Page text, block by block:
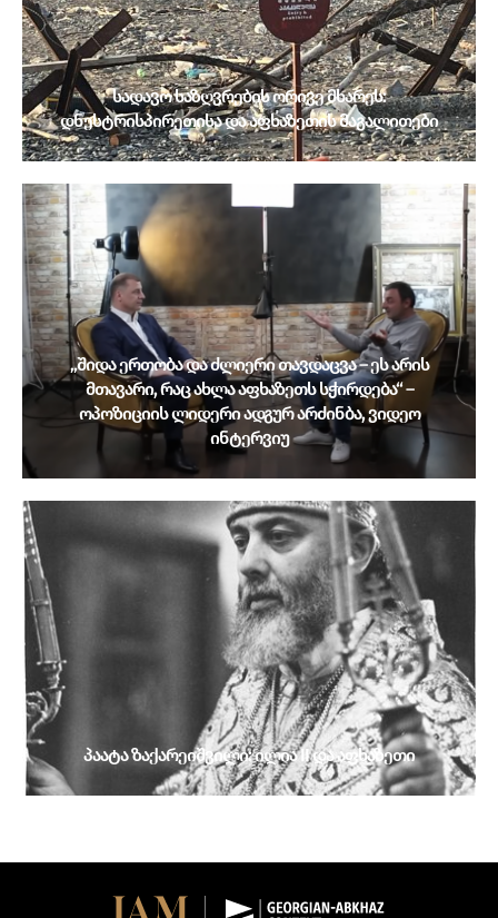
სადავო საზღვრების ორივე მხარეს:
დნესტრისპირეთისა და აფხაზეთის მაგალითები
„შიდა ერთობა და ძლიერი თავდაცვა – ეს არის
მთავარი, რაც ახლა აფხაზეთს სჭირდება“ –
ოპოზიციის ლიდერი ადგურ არძინბა, ვიდეო
ინტერვიუ
პაატა ზაქარეიშვილი: ილია II და აფხაზეთი